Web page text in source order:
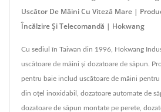
Uscător De Mâini Cu Viteză Mare |
Încălzire Și Telecomandă | Hokwang
Cu sediul în Taiwan din 1996, Hokwang
uscătoare de mâini și dozatoare de săpun.
pentru baie includ uscătoare de mâini
din oțel inoxidabil, dozatoare automate de
dozatoare de săpun montate pe perete,